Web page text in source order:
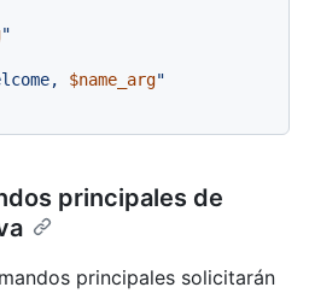
"
$name_arg"
principales de
principales solicitarán